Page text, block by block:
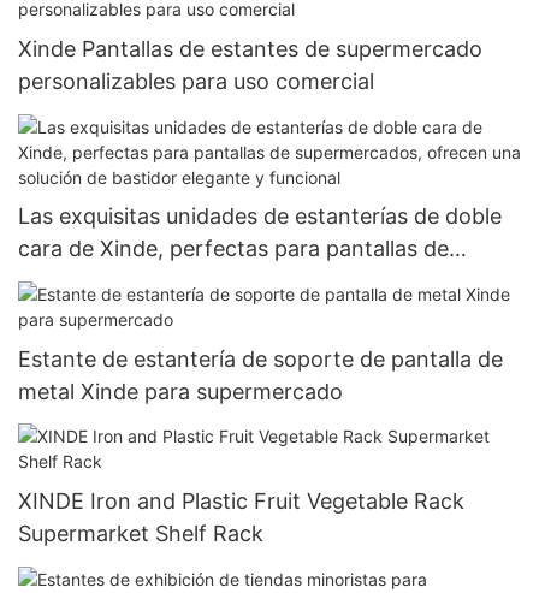
Xinde Pantallas de estantes de supermercado
personalizables para uso comercial
Las exquisitas unidades de estanterías de doble
cara de Xinde, perfectas para pantallas de
supermercados, ofrecen una solución de
bastidor elegante y funcional
Estante de estantería de soporte de pantalla de
metal Xinde para supermercado
XINDE Iron and Plastic Fruit Vegetable Rack
Supermarket Shelf Rack